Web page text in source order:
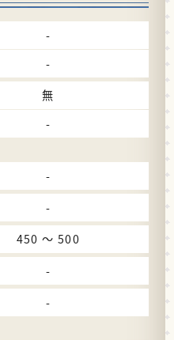
-
-
無
-
-
-
450 〜 500
-
-